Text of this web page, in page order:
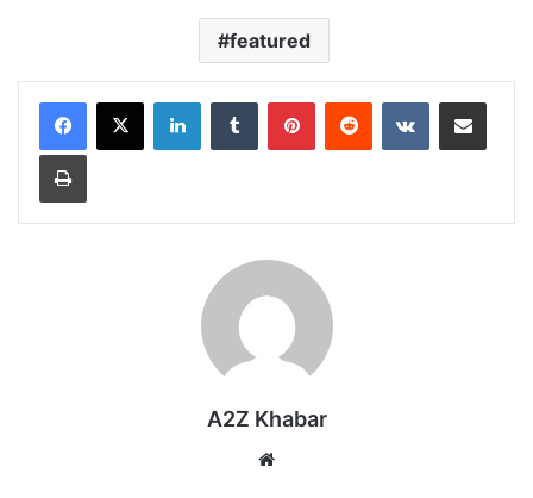
featured
LinkedInTumblr PinterestReddit VKontakteShare via Email
Print
A2Z Khabar